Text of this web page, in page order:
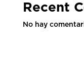
Recent
No hay